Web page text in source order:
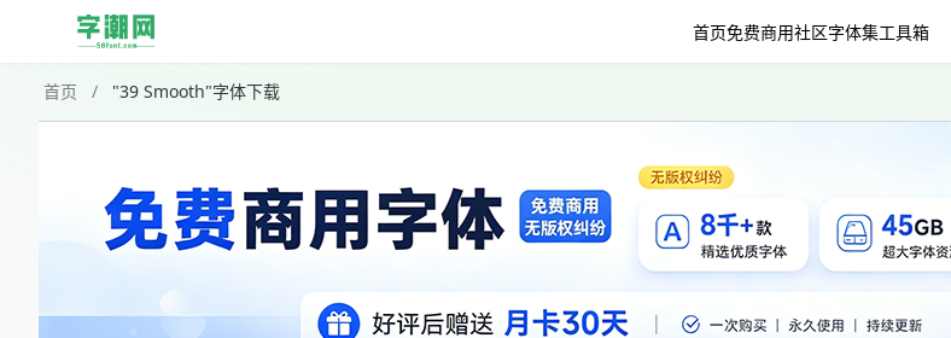
首页免费商用社区字体集工具箱
首页 / "39 Smooth"字体下载